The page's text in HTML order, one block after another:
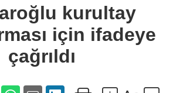
için ifadeye
çağrıldı
kurultay
için ifadeye
çağrıldı